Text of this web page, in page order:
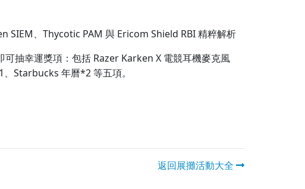
SIEM、Thycotic PAM 與 Ericom Shield RBI 精粹解析
抽幸運獎項：包括 Razer Karken X 電競耳機麥克風
Starbucks 年曆*2 等五項。
返回展攤活動大全